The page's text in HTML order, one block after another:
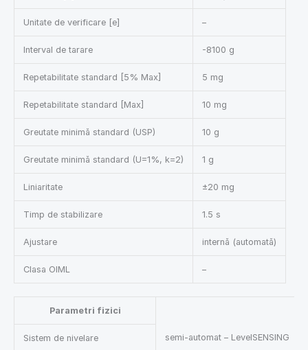
Unitate de verificare [e] –
Interval de tarare -8100 g
Repetabilitate standard [5% Max] 5 mg
Repetabilitate standard [Max] 10 mg
Greutate minimă standard (USP) 10 g
Greutate minimă standard (U=1%, k=2) 1 g
Liniaritate ±20 mg
Timp de stabilizare 1.5 s
Ajustare internă (automată)
Clasa OIML –
Parametri fizici
Sistem de nivelare semi-automat – LevelSENSING